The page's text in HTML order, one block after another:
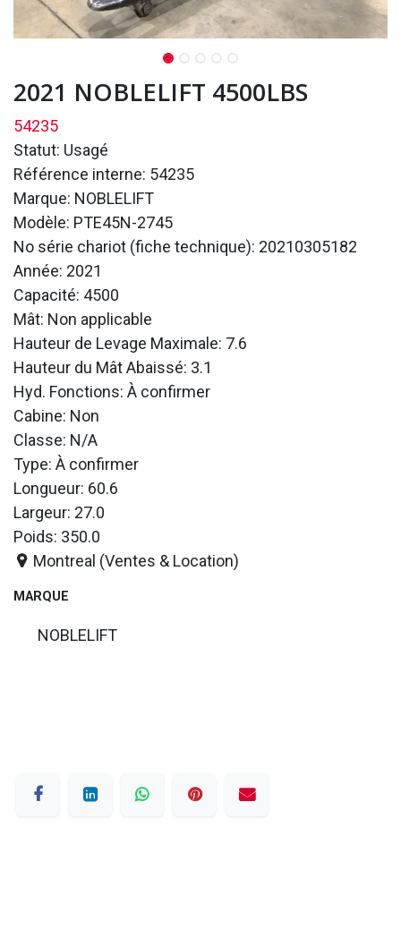
2021 NOBLELIFT 4500LBS
54235
Statut: Usagé
Référence interne: 54235
Marque: NOBLELIFT
Modèle: PTE45N-2745
No série chariot (fiche technique): 20210305182
Année: 2021
Capacité: 4500
Mât: Non applicable
Hauteur de Levage Maximale: 7.6
Hauteur du Mât Abaissé: 3.1
Hyd. Fonctions: À confirmer
Cabine: Non
Classe: N/A
Type: À confirmer
Longueur: 60.6
Largeur: 27.0
Poids: 350.0
Montreal (Ventes & Location)
MARQUE
NOBLELIFT